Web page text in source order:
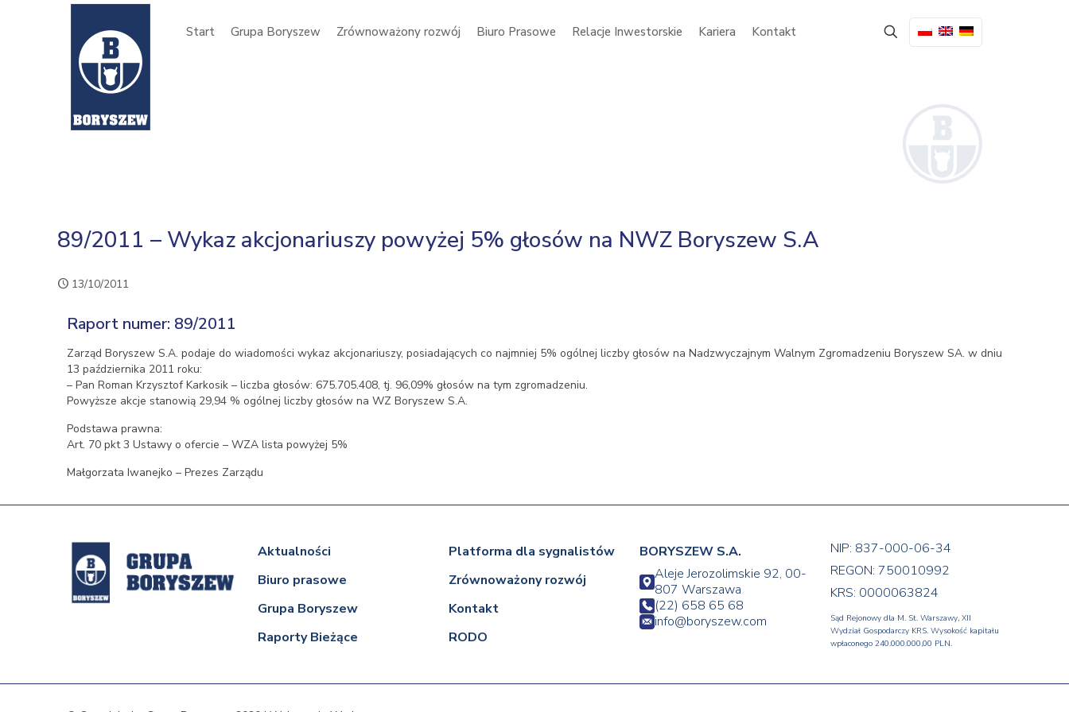
Start Grupa Boryszew Zrównoważony rozwój Biuro Prasowe Relacje Inwestorskie Kariera Kontakt
89/2011 – Wykaz akcjonariuszy powyżej 5% głosów na NWZ Boryszew S.A
13/10/2011
Raport numer: 89/2011
Zarząd Boryszew S.A. podaje do wiadomości wykaz akcjonariuszy, posiadających co najmniej 5% ogólnej liczby głosów na Nadzwyczajnym Walnym Zgromadzeniu Boryszew SA. w dniu
13 października 2011 roku:
– Pan Roman Krzysztof Karkosik – liczba głosów: 675.705.408, tj. 96,09% głosów na tym zgromadzeniu.
Powyższe akcje stanowią 29,94 % ogólnej liczby głosów na WZ Boryszew S.A.
Podstawa prawna:
Art. 70 pkt 3 Ustawy o ofercie – WZA lista powyżej 5%
Małgorzata Iwanejko – Prezes Zarządu
Aktualności
Biuro prasowe
Grupa Boryszew
Raporty Bieżące
Platforma dla sygnalistów
Zrównoważony rozwój
Kontakt
RODO
BORYSZEW S.A.
Aleje Jerozolimskie 92, 00-
807 Warszawa
(22) 658 65 68
info@boryszew.com
NIP: 837-000-06-34
REGON: 750010992
KRS: 0000063824
Sąd Rejonowy dla M. St. Warszawy, XII
Wydział Gospodarczy KRS. Wysokość kapitału
wpłaconego 240.000.000,00 PLN.